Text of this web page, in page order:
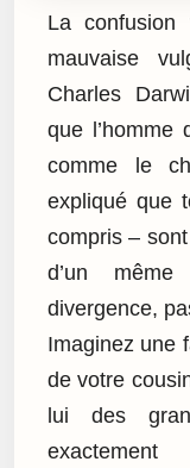
La confusion
mauvaise
Charles
que l’homme
comme le
expliqué que
compris –
d’un
divergence,
Imaginez une
de votre
lui des